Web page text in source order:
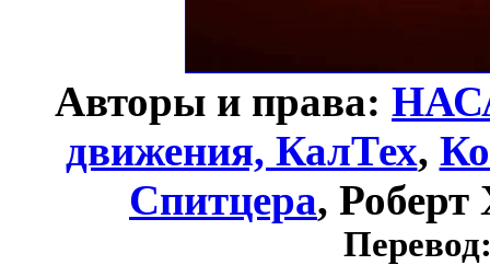
Авторы и права:
движения, КалТех,
Спитцера, Роберт